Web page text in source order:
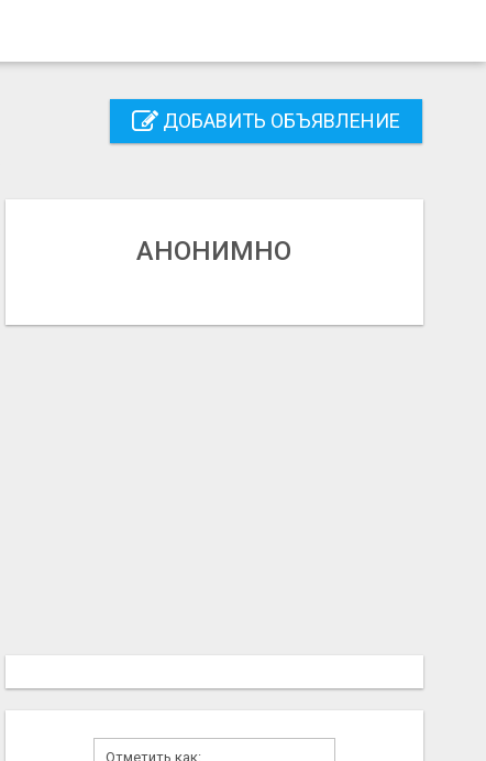
ДОБАВИТЬ ОБЪЯВЛЕНИЕ
АНОНИМНО